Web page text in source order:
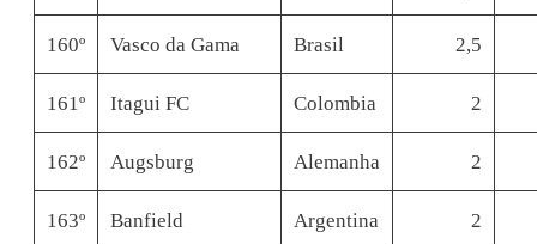
160º Vasco da Gama Brasil 2,5
161º Itagui FC Colombia 2
162º Augsburg Alemanha 2
163º Banfield Argentina 2